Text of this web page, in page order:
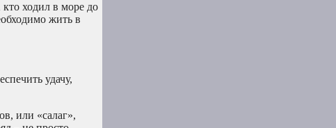
ходил в море до
жить в
удачу,
или «салаг»,